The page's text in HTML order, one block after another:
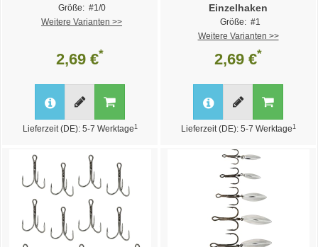
Größe: #1/0
Weitere Varianten >>
2,69 €*
Lieferzeit (DE): 5-7 Werktage 1
Einzelhaken
Größe: #1
Weitere Varianten >>
2,69 €*
Lieferzeit (DE): 5-7 Werktage 1